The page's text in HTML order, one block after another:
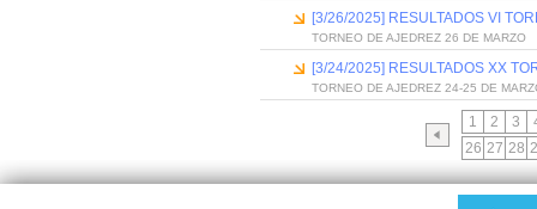
[3/26/2025] RESULTADOS VI
TORNEO DE AJEDREZ 26 DE MARZO
[3/24/2025] RESULTADOS XX
TORNEO DE AJEDREZ 24-25 DE
1 2 3
26 27 28